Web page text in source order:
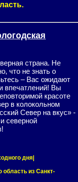
страна. Не
что не знать о
– Вас ожидают
впечатлений! Вы
красоте
в колокольном
Север на вкус» -
северной
дня|
из Санкт-